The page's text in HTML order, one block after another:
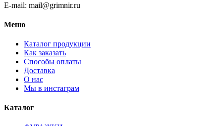
E-mail: mail@grimnir.ru
Меню
Каталог продукции
Как заказать
Способы оплаты
Доставка
О нас
Мы в инстаграм
Каталог